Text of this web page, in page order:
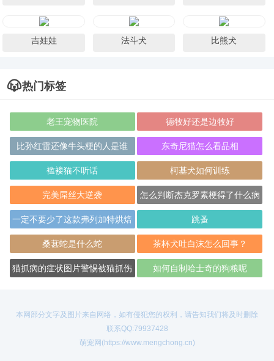
吉娃娃 法斗犬 比熊犬
热门标签
老王宠物医院 德牧好还是边牧好
比孙红雷还像牛头梗的人是谁 东奇尼猫怎么看品相
褴褛猫不听话 柯基犬如何训练
完美屌丝大逆袭 怎么判断杰克罗素梗得了什么病
一定不要少了这款弗列加特烘焙
猫粮！
跳蚤
桑葚蛇是什么蛇 茶杯犬吐白沫怎么回事？
猫抓病的症状图片警惕被猫抓伤
如何自制哈士奇的狗粮呢
本网部分文字及图片来自网络，如有侵犯您的权利，请告知我们将及时删除
联系QQ:79937428
萌宠网(https://www.mengchong.cn)